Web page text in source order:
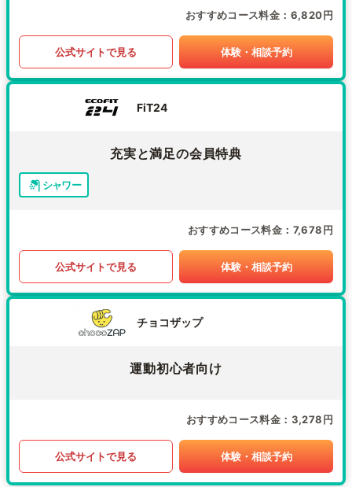
おすすめコース料金 6,820円
公式サイトで見る 体験・相談予約
FiT24
充実と満足の会員特典
シャワー
おすすめコース料金 7,678円
公式サイトで見る 体験・相談予約
チョコザップ
運動初心者向け
おすすめコース料金 3,278円
公式サイトで見る 体験・相談予約